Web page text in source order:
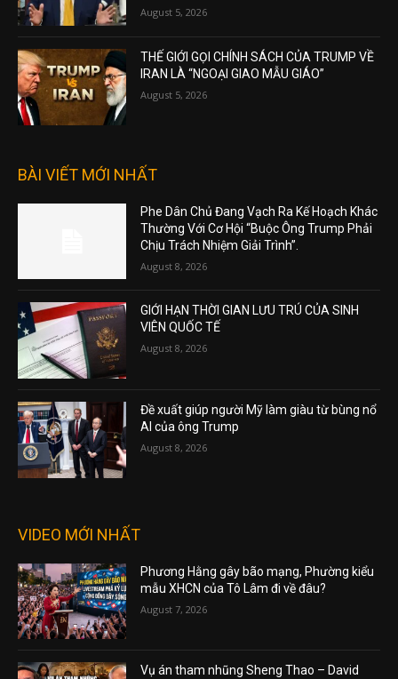
August 5, 2026
THẾ GIỚI GỌI CHÍNH SÁCH CỦA TRUMP VỀ
IRAN LÀ “NGOẠI GIAO MẪU GIÁO”
August 5, 2026
BÀI VIẾT MỚI NHẤT
Phe Dân Chủ Đang Vạch Ra Kế Hoạch Khác
Thường Với Cơ Hội “Buộc Ông Trump Phải
Chịu Trách Nhiệm Giải Trình”.
August 8, 2026
GIỚI HẠN THỜI GIAN LƯU TRÚ CỦA SINH
VIÊN QUỐC TẾ
August 8, 2026
Đề xuất giúp người Mỹ làm giàu từ bùng nổ
AI của ông Trump
August 8, 2026
VIDEO MỚI NHẤT
Phương Hằng gây bão mạng, Phường kiểu
mẫu XHCN của Tô Lâm đi về đâu?
August 7, 2026
Vụ án tham nhũng Sheng Thao – David